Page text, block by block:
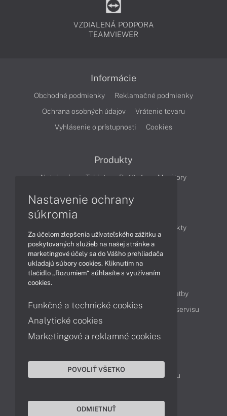
VZDIALENÁ PODPORA
TEAMVIEWER
Informácie
Obchodné podmienky
Reklamačné podmienky
Ochrana osobných údajov
Vrátenie tovaru
Vyhlásenie o prístupnosti
Cookies
Produkty
Notebooky Tablety Počítače Monitory
Produkty
Technológie
Videá
Obsah
Možnosti doručenia a platby
Podpora a servis
Servisné služby Cenník servisu
Kontakty
043 4224 771
Obchodné oddelenie
Reklamácia tovaru
Nastavenie ochrany
súkromia
Za účelom zlepšenia užívateľského zážitku a
poskytovaných služieb na našej stránke a
marketingové účely sa do Vášho prehliadača
ukladajú súbory cookies. Kliknutím na
tlačidlo „Rozumiem“ súhlasíte s využívaním
cookies.
Funkčné a technické cookies
Analytické cookies
Marketingové a reklamné cookies
POVOLIŤ VŠETKO
ODMIETNUŤ